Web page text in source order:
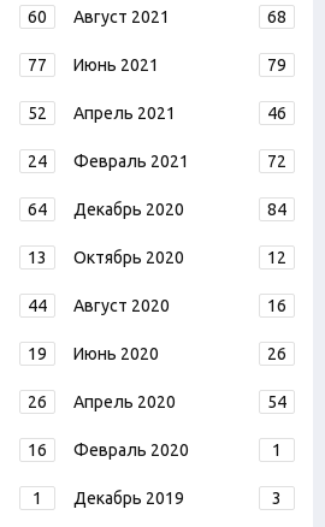
60 Август 2021 68
77 Июнь 2021 79
52 Апрель 2021 46
24 Февраль 2021 72
64 Декабрь 2020 84
13 Октябрь 2020 12
44 Август 2020 16
19 Июнь 2020 26
26 Апрель 2020 54
16 Февраль 2020 1
1 Декабрь 2019 3